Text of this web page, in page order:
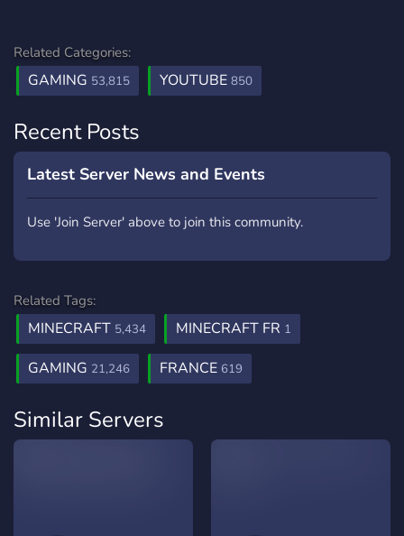
Related Categories:
GAMING 53,815 YOUTUBE 850
Recent Posts
Latest Server News and Events
Use 'Join Server' above to join this community.
Related Tags:
MINECRAFT 5,434 MINECRAFT FR 1
GAMING 21,246 FRANCE 619
Similar Servers